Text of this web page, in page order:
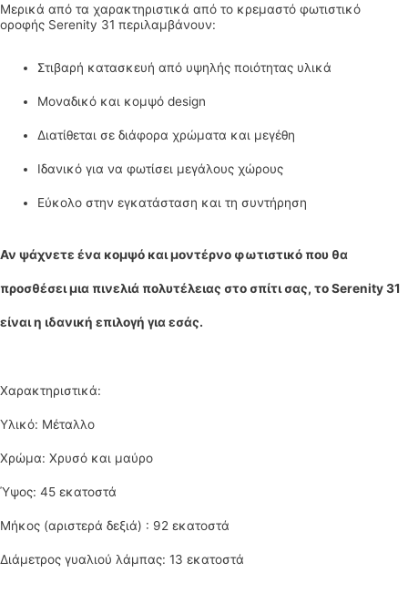
Μερικά από τα χαρακτηριστικά από το κρεμαστό φωτιστικό
οροφής Serenity 31 περιλαμβάνουν:
Στιβαρή κατασκευή από υψηλής ποιότητας υλικά
Μοναδικό και κομψό design
Διατίθεται σε διάφορα χρώματα και μεγέθη
Ιδανικό για να φωτίσει μεγάλους χώρους
Εύκολο στην εγκατάσταση και τη συντήρηση
Αν ψάχνετε ένα κομψό και μοντέρνο φωτιστικό που θα
προσθέσει μια πινελιά πολυτέλειας στο σπίτι σας, το Serenity 31
είναι η ιδανική επιλογή για εσάς.
Χαρακτηριστικά:
Υλικό: Μέταλλο
Χρώμα: Χρυσό και μαύρο
Ύψος: 45 εκατοστά
Μήκος (αριστερά δεξιά) : 92 εκατοστά
Διάμετρος γυαλιού λάμπας: 13 εκατοστά